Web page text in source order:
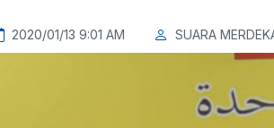
2020/01/13 9:01 AM SUARA